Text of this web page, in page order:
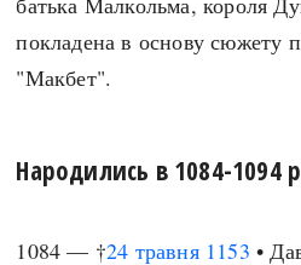
покладена в основу сюжету
"Макбет".
Народились в 1084-1094
1084 — †24 травня 1153 •